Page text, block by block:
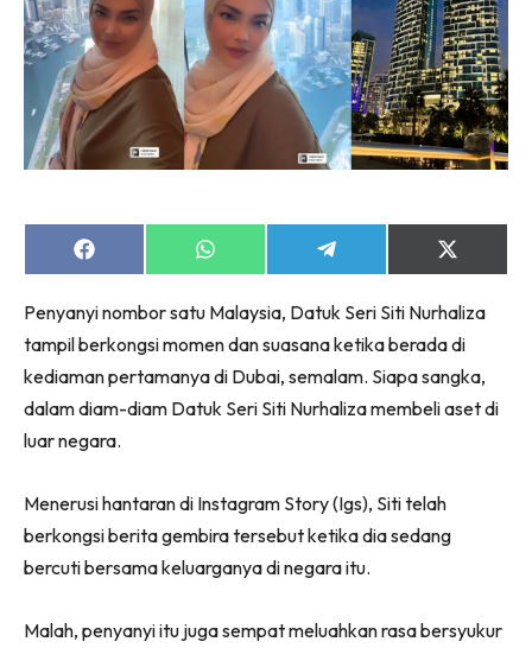
Share
on
Share
on
Share
on
Share
on
(Twitter)
Penyanyi nombor satu Malaysia, Datuk Seri Siti Nurhaliza
tampil berkongsi momen dan suasana ketika berada di
kediaman pertamanya di Dubai, semalam. Siapa sangka,
dalam diam-diam Datuk Seri Siti Nurhaliza membeli aset di
luar negara.
Menerusi hantaran di Instagram Story (Igs), Siti telah
berkongsi berita gembira tersebut ketika dia sedang
bercuti bersama keluarganya di negara itu.
Malah, penyanyi itu juga sempat meluahkan rasa bersyukur